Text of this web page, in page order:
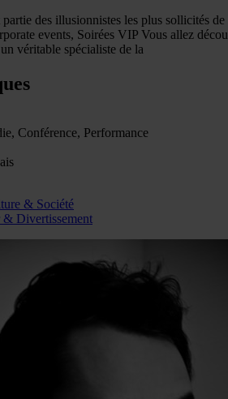
des illusionnistes les plus sollicités
events, Soirées VIP Vous allez
véritable spécialiste de la
Conférence, Performance
& Société
& Divertissement